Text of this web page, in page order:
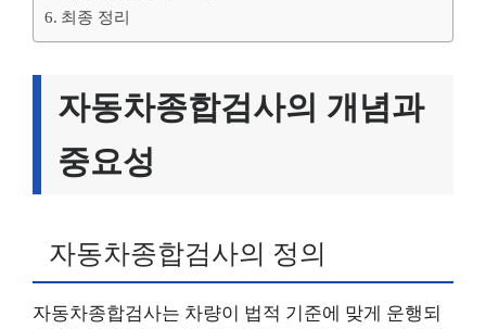
최종 정리
자동차종합검사의 개념과
중요성
자동차종합검사의 정의
자동차종합검사는 차량이 법적 기준에 맞게 운행되